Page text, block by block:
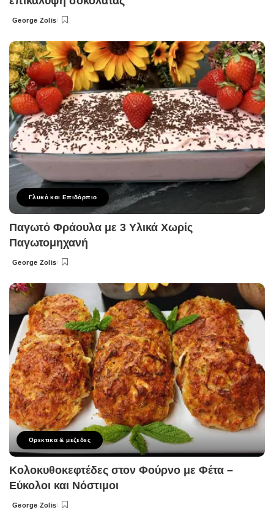
Posted
George Zolis
Γλυκό και Επιδόρπιο
Παγωτό Φράουλα με 3 Υλικά Χωρίς
Παγωτομηχανή
Posted
George Zolis
Ορεκτικα & μεζεδες
Κολοκυθοκεφτέδες στον Φούρνο με Φέτα –
Εύκολοι και Νόστιμοι
Posted
George Zolis